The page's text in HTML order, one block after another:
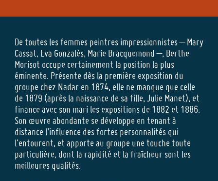
De toutes les femmes peintres impressionnistes – Mary
Cassat, Eva Gonzalès, Marie Bracquemond –, Berthe
Morisot occupe certainement la position la plus
éminente. Présente dès la première exposition du
groupe chez Nadar en 1874, elle ne manque que celle
de 1879 (après la naissance de sa fille, Julie Manet), et
finance avec son mari les expositions de 1882 et 1886.
Son œuvre abondante se développe en tenant à
distance l’influence des fortes personnalités qui
l’entourent, et apporte au groupe une touche toute
particulière, dont la rapidité et la fraîcheur sont les
meilleures qualités.